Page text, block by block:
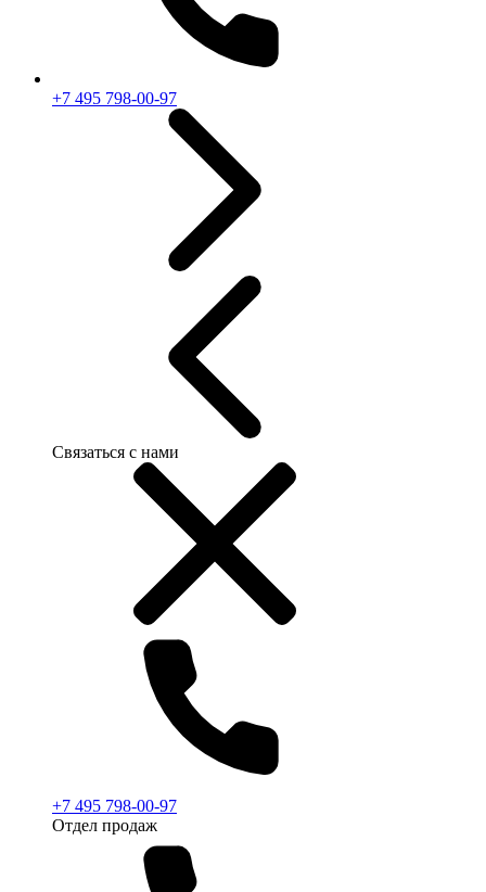
+7 495 798-00-97
Связаться с нами
+7 495 798-00-97
Отдел продаж